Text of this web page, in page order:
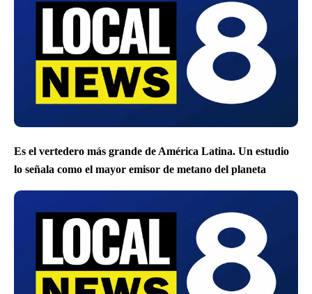
Es el vertedero más grande de América Latina. Un estudio
lo señala como el mayor emisor de metano del planeta